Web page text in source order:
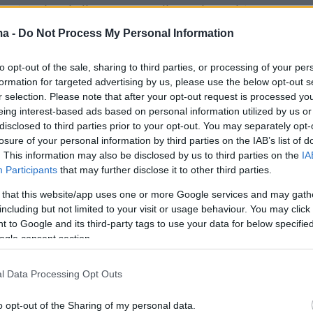
- Do Not Process My Personal Information
opt-out of the sale, sharing to third parties, or processing of your
for targeted advertising by us, please use the below opt-out
selection. Please note that after your opt-out request is processed
interest-based ads based on personal information utilized by us
to third parties prior to your opt-out. You may separately
of your personal information by third parties on the IAB’s list of
This information may also be disclosed by us to third parties on the
Participants that may further disclose it to other third parties.
that this website/app uses one or more Google services and may
but not limited to your visit or usage behaviour. You may
to Google and its third-party tags to use your data for below
consent section.
Data Processing Opt Outs
opt-out of the Sharing of my personal data.
v-dbjjr1nh806h)
:
χαρούμενη και περήφανη για την ομάδα μου,
το αξίζαμε. Βελτιωθήκαμε παιχνίδι με το
που μας έφεραν στην κορυφή. Είχαμε
πολύ καλά, αυτό φάνηκε.
τόσο σημαντικά παιχνίδια στη μέχρι στιγμή